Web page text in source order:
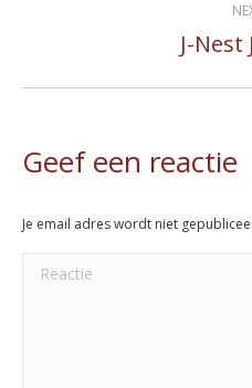
J-Nest
Geef een reactie
Je email adres wordt niet
Reactie